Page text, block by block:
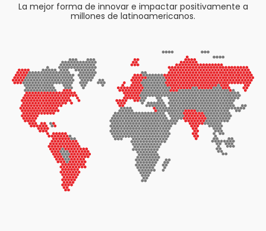
La mejor forma de innovar e impactar positivamente a
millones de latinoamericanos.